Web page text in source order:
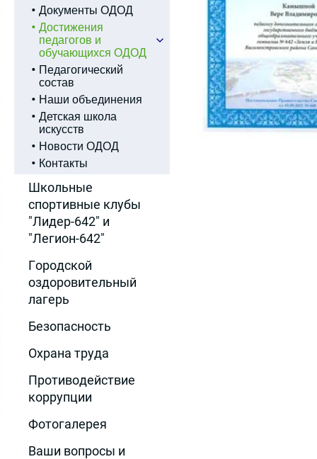
Документы ОДОД
Достижения
педагогов и
обучающихся ОДОД
Педагогический
состав
Наши объединения
Детская школа
искусств
Новости ОДОД
Контакты
Школьные
спортивные клубы
"Лидер-642" и
"Легион-642"
Городской
оздоровительный
лагерь
Безопасность
Охрана труда
Противодействие
коррупции
Фотогалерея
Ваши вопросы и